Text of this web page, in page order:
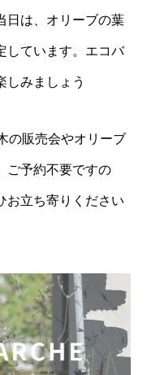
日は、オリーブの葉
しています。エコバ
しみましょう
の販売会やオリーブ
ご予約不要ですの
お立ち寄りください